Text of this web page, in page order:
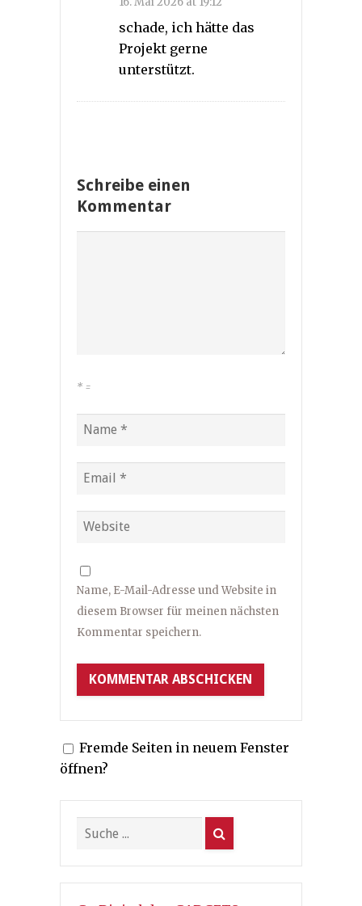
schade, ich hätte das
Projekt gerne
unterstützt.
Schreibe einen
Kommentar
* =
Name, E-Mail-Adresse und Website in
diesem Browser für meinen nächsten
Kommentar speichern.
Fremde Seiten in neuem Fenster
öffnen?